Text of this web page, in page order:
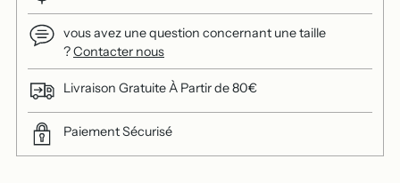
vous avez une question concernant une taille
?Contacter nous
Livraison Gratuite À Partir de 80€
Paiement Sécurisé